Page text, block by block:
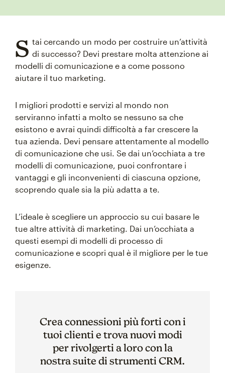
S tai cercando un modo per costruire un’attività
di successo? Devi prestare molta attenzione ai
modelli di comunicazione e a come possono
aiutare il tuo marketing.
I migliori prodotti e servizi al mondo non
serviranno infatti a molto se nessuno sa che
esistono e avrai quindi difficoltà a far crescere la
tua azienda. Devi pensare attentamente al modello
di comunicazione che usi. Se dai un’occhiata a tre
modelli di comunicazione, puoi confrontare i
vantaggi e gli inconvenienti di ciascuna opzione,
scoprendo quale sia la più adatta a te.
L’ideale è scegliere un approccio su cui basare le
tue altre attività di marketing. Dai un’occhiata a
questi esempi di modelli di processo di
comunicazione e scopri qual è il migliore per le tue
esigenze.
Crea connessioni più forti con i
tuoi clienti e trova nuovi modi
per rivolgerti a loro con la
nostra suite di strumenti CRM.